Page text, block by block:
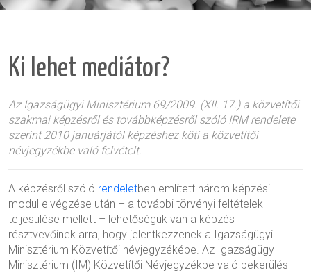
Tudástár
Koragyerekkori Platform Konferencia
Ki lehet mediátor?
Az Igazságügyi Minisztérium 69/2009. (XII. 17.) a közvetítői
szakmai képzésről és továbbképzésről szóló IRM rendelete
szerint 2010 januárjától képzéshez köti a közvetítői
névjegyzékbe való felvételt.
A képzésről szóló rendeletben említett három képzési
modul elvégzése után – a további törvényi feltételek
teljesülése mellett – lehetőségük van a képzés
résztvevőinek arra, hogy jelentkezzenek a Igazságügyi
Minisztérium Közvetítői névjegyzékébe. Az Igazságügy
Minisztérium (IM) Közvetítői Névjegyzékbe való bekerülés